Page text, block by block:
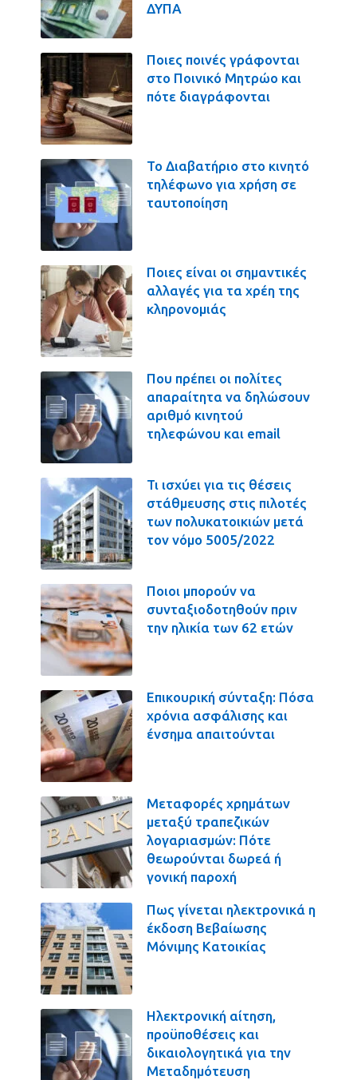
ΔΥΠΑ
Ποιες ποινές γράφονται
στο Ποινικό Μητρώο και
πότε διαγράφονται
Το Διαβατήριο στο κινητό
τηλέφωνο για χρήση σε
ταυτοποίηση
Ποιες είναι οι σημαντικές
αλλαγές για τα χρέη της
κληρονομιάς
Που πρέπει οι πολίτες
απαραίτητα να δηλώσουν
αριθμό κινητού
τηλεφώνου και email
Τι ισχύει για τις θέσεις
στάθμευσης στις πιλοτές
των πολυκατοικιών μετά
τον νόμο 5005/2022
Ποιοι μπορούν να
συνταξιοδοτηθούν πριν
την ηλικία των 62 ετών
Επικουρική σύνταξη: Πόσα
χρόνια ασφάλισης και
ένσημα απαιτούνται
Μεταφορές χρημάτων
μεταξύ τραπεζικών
λογαριασμών: Πότε
θεωρούνται δωρεά ή
γονική παροχή
Πως γίνεται ηλεκτρονικά η
έκδοση Βεβαίωσης
Μόνιμης Κατοικίας
Ηλεκτρονική αίτηση,
προϋποθέσεις και
δικαιολογητικά για την
Μεταδημότευση